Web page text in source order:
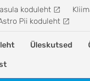
koduleht
Pii koduleht
Üleskutsed